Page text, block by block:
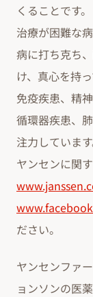
くることです。
治療が困難な
病に打ち克ち
け、真心を持
免疫疾患、精
循環器疾患、
注力しています
ヤンセンに関
ださい。
ヤンセンファ
ョンソンの医